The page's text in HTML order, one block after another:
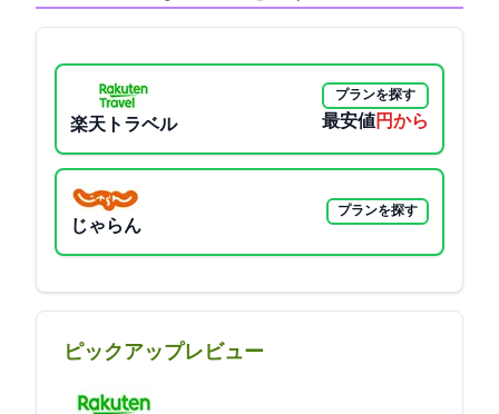
楽天トラベル
プランを探す
最安値19800円から
じゃらん
プランを探す
ピックアップレビュー